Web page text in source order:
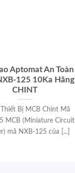
Aptomat An Toàn
125 10Ka Hãng
CHINT
Thiết Bị MCB Chint Mã
MCB (Miniature Circuit
mã NXB-125 của [...]